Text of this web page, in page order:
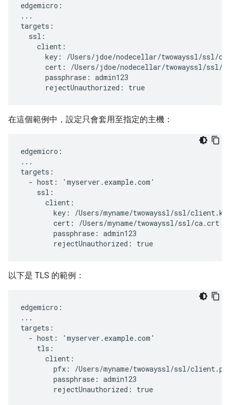
edgemicro:
...
targets:
  ssl:
    client:
key: /Users/jdoe/nodecellar/twowayssl/ssl/
cert: /Users/jdoe/nodecellar/twowayssl/ssl/
      passphrase: admin123
      rejectUnauthorized: true
在這個範例中，設定只會套用至指定的主機：
edgemicro:
...
targets:
  - host: 'myserver.example.com'
    ssl:
      client:
key: /Users/myname/twowayssl/ssl/
        cert: /Users/myname/twowayssl/ssl/ca.crt
        passphrase: admin123
        rejectUnauthorized: true
以下是 TLS 的範例：
edgemicro:
...
targets:
  - host: 'myserver.example.com'
    tls:
      client:
pfx: /Users/myname/twowayssl/ssl/
        passphrase: admin123
        rejectUnauthorized: true